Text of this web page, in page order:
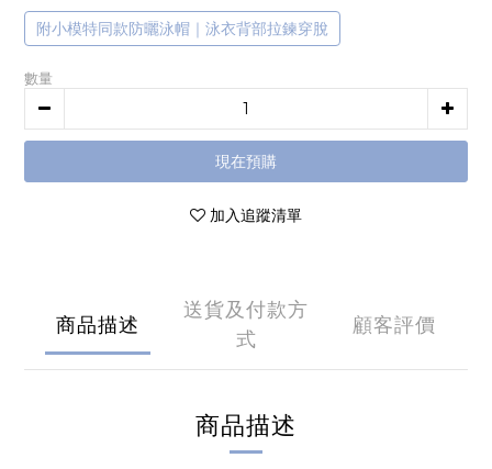
附小模特同款防曬泳帽｜泳衣背部拉鍊穿脫
數量
現在預購
加入追蹤清單
商品描述
送貨及付款方
式
顧客評價
商品描述